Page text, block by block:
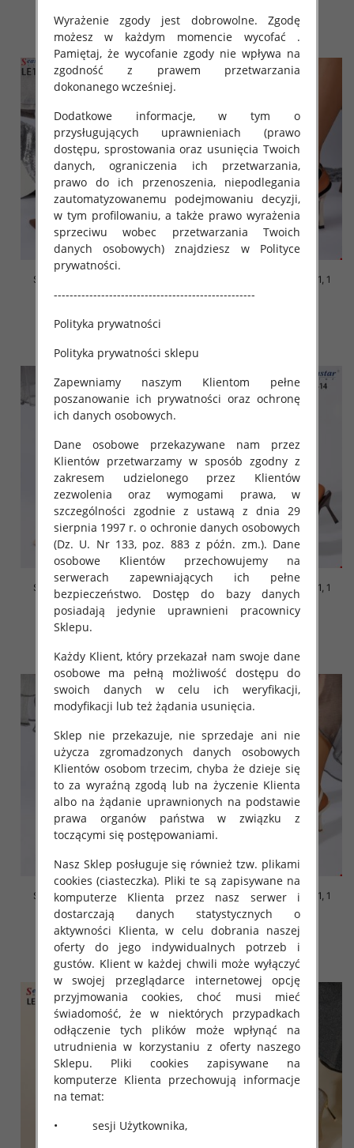
szczegóły szczegóły
Szpilki damskie Roz 36-41, 1
50.00 zł
szczegóły
Szpilki damskie Roz 36-41, 1
Szpilki damskie Roz 36-41, 1
kolor Paczka 12 szt
48.00 zł
Szpilki damskie Roz 36-41, 1
kolor Paczka 12 szt
Szpilki damskie Roz 36-41, 1
kolor Paczka 12 szt
48.00 zł
szczegóły
Szpilki damskie Roz 36-41, 1
kolor Paczka 12 szt
48.00 zł
szczegóły
Wyrażenie zgody jest dobrowolne. Zgodę
możesz w każdym momencie wycofać .
Pamiętaj, że wycofanie zgody nie wpływa na
zgodność z prawem przetwarzania
dokonanego wcześniej.
Dodatkowe informacje, w tym o
przysługujących uprawnieniach (prawo
dostępu, sprostowania oraz usunięcia Twoich
danych, ograniczenia ich przetwarzania,
prawo do ich przenoszenia, niepodlegania
zautomatyzowanemu podejmowaniu decyzji,
w tym profilowaniu, a także prawo wyrażenia
sprzeciwu wobec przetwarzania Twoich
danych osobowych) znajdziesz w Polityce
prywatności.
---------------------------------------------------
Polityka prywatności
Polityka prywatności sklepu
Zapewniamy naszym Klientom pełne
poszanowanie ich prywatności oraz ochronę
ich danych osobowych.
Dane osobowe przekazywane nam przez
Klientów przetwarzamy w sposób zgodny z
zakresem udzielonego przez Klientów
zezwolenia oraz wymogami prawa, w
szczególności zgodnie z ustawą z dnia 29
sierpnia 1997 r. o ochronie danych osobowych
(Dz. U. Nr 133, poz. 883 z późn. zm.). Dane
osobowe Klientów przechowujemy na
serwerach zapewniających ich pełne
bezpieczeństwo. Dostęp do bazy danych
posiadają jedynie uprawnieni pracownicy
Sklepu.
Każdy Klient, który przekazał nam swoje dane
osobowe ma pełną możliwość dostępu do
swoich danych w celu ich weryfikacji,
modyfikacji lub też żądania usunięcia.
Sklep nie przekazuje, nie sprzedaje ani nie
użycza zgromadzonych danych osobowych
Klientów osobom trzecim, chyba że dzieje się
to za wyraźną zgodą lub na życzenie Klienta
albo na żądanie uprawnionych na podstawie
prawa organów państwa w związku z
toczącymi się postępowaniami.
Nasz Sklep posługuje się również tzw. plikami
cookies (ciasteczka). Pliki te są zapisywane na
komputerze Klienta przez nasz serwer i
dostarczają danych statystycznych o
aktywności Klienta, w celu dobrania naszej
oferty do jego indywidualnych potrzeb i
gustów. Klient w każdej chwili może wyłączyć
w swojej przeglądarce internetowej opcję
przyjmowania cookies, choć musi mieć
świadomość, że w niektórych przypadkach
odłączenie tych plików może wpłynąć na
utrudnienia w korzystaniu z oferty naszego
Sklepu. Pliki cookies zapisywane na
komputerze Klienta przechowują informacje
na temat:
• sesji Użytkownika,